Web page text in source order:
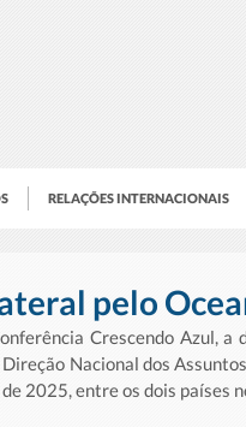
RELAÇÕES INTERNACIONAIS
pelo
Crescendo Azul,
Nacional dos
2025, entre os dois países